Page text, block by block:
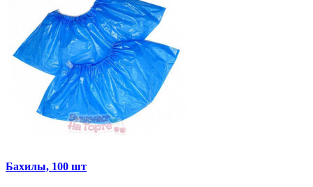
Бахилы, 100 шт